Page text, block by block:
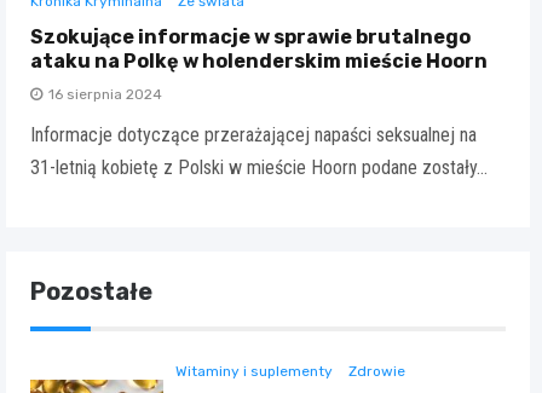
Szokujące informacje w sprawie brutalnego
ataku na Polkę w holenderskim mieście Hoorn
16 sierpnia 2024
Informacje dotyczące przerażającej napaści seksualnej na
31-letnią kobietę z Polski w mieście Hoorn podane zostały…
Pozostałe
Witaminy i suplementy Zdrowie